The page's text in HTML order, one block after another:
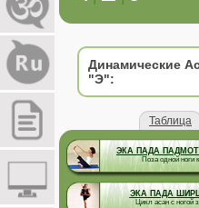
Динамические
"Э":
Таблица
ЭКА ПАДА
Поза одной ноги
ЭКА ПАДА
Цикл асан с ногой